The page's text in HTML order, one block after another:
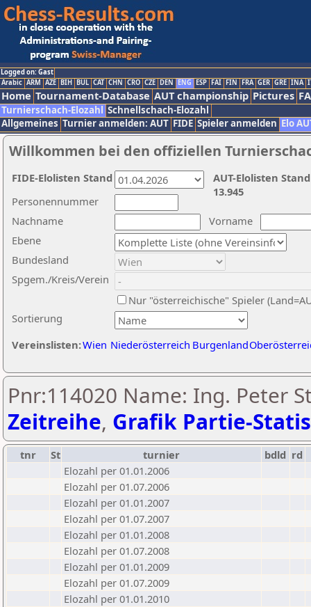
Logged on: Gast
Arabic ARM AZE BIH BUL CAT CHN CRO CZE DEN ENG ESP FAI FIN FRA GER GRE INA
Home Tournament-Database AUT championship Pictures
Turnierschach-Elozahl Schnellschach-Elozahl
Allgemeines Turnier anmelden: AUT FIDE Spieler anmelden Elo
Willkommen bei den offiziellen
Nachname
Vorname
Ebene
Sortierung
Personennummer
Bundesland
Spgem./Kreis/Verein
Nur "österreichische" Spieler
Vereinslisten:Wien Niederösterreich Burgenland
AUT-Elolisten
13.945
FIDE-Elolisten Stand
Pnr:114020 Name: Ing. Peter
Zeitreihe, Grafik Partie-
tnr St turnier bdld rd
Elozahl per 01.01.2006
Elozahl per 01.07.2006
Elozahl per 01.01.2007
Elozahl per 01.07.2007
Elozahl per 01.01.2008
Elozahl per 01.07.2008
Elozahl per 01.01.2009
Elozahl per 01.07.2009
Elozahl per 01.01.2010